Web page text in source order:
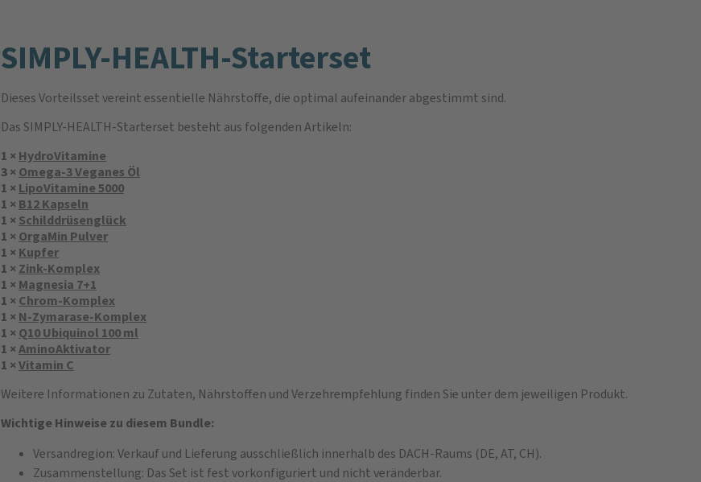
SIMPLY-HEALTH-Starterset
Dieses Vorteilsset vereint essentielle Nährstoffe, die optimal aufeinander abgestimmt sind.
Das SIMPLY-HEALTH-Starterset besteht aus folgenden Artikeln:
1 × HydroVitamine
3 × Omega-3 Veganes Öl
1 × LipoVitamine 5000
1 × B12 Kapseln
1 × Schilddrüsenglück
1 × OrgaMin Pulver
1 × Kupfer
1 × Zink-Komplex
1 × Magnesia 7+1
1 × Chrom-Komplex
1 × N-Zymarase-Komplex
1 × Q10 Ubiquinol 100 ml
1 ×AminoAktivator
1 ×Vitamin C
Weitere Informationen zu Zutaten, Nährstoffen und Verzehrempfehlung finden Sie unter dem jeweiligen Produkt.
Wichtige Hinweise zu diesem Bundle:
Versandregion: Verkauf und Lieferung ausschließlich innerhalb des DACH-Raums (DE, AT, CH).
Zusammenstellung: Das Set ist fest vorkonfiguriert und nicht veränderbar.